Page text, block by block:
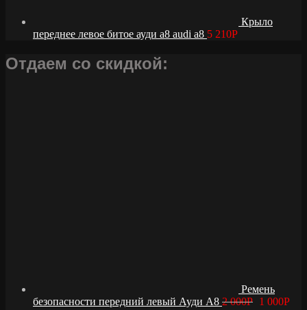
Крыло
переднее левое битое ауди а8 audi a8 5 210Р
Отдаем со скидкой:
Ремень
безопасности передний левый Ауди А8 2 000Р 1 000Р